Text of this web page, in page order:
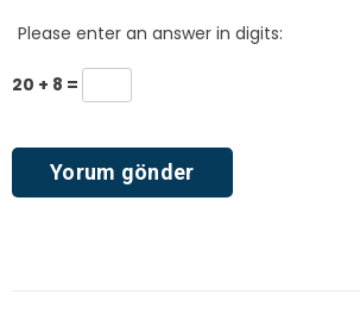
Please enter an answer in digits:
20 + 8 =